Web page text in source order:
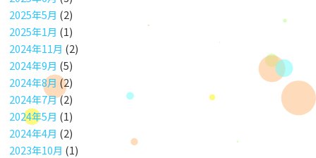
2025年5月 (2)
2025年1月 (1)
2024年11月 (2)
2024年9月 (5)
2024年8月 (2)
2024年7月(2)
2024年5月 (1)
2024年4月 (2)
2023年10月 (1)